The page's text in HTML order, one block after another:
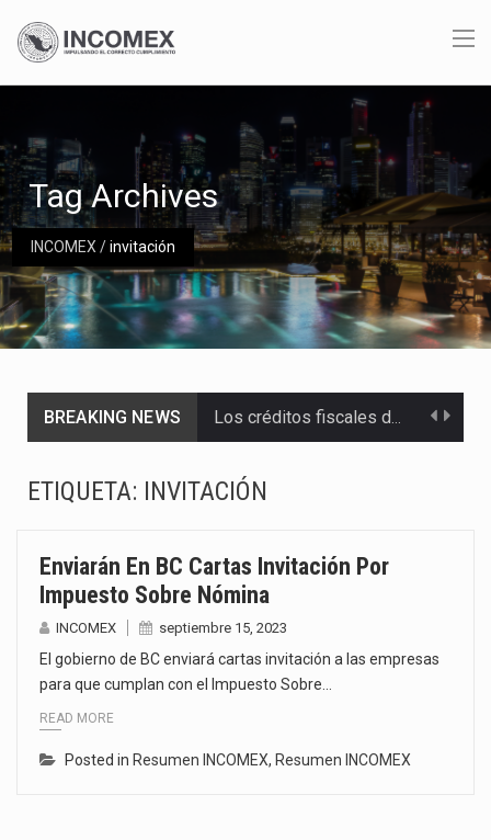
INCOMEX/invitación
Tag Archives
BREAKING NEWS
El derecho a la previsibilidad de los horarios de trabajo en turnos rotativos podría ser…
Las métricas tradicionales de los parques industriales —absorción, ocupación y metros cuadrados desarrollados— resultan insuficientes…
ETIQUETA: INVITACIÓN
Enviarán En BC Cartas Invitación Por
Impuesto Sobre Nómina
INCOMEX septiembre 15, 2023
El gobierno de BC enviará cartas invitación a las empresas
para que cumplan con el Impuesto Sobre…
READ MORE
Posted in Resumen INCOMEX, Resumen INCOMEX